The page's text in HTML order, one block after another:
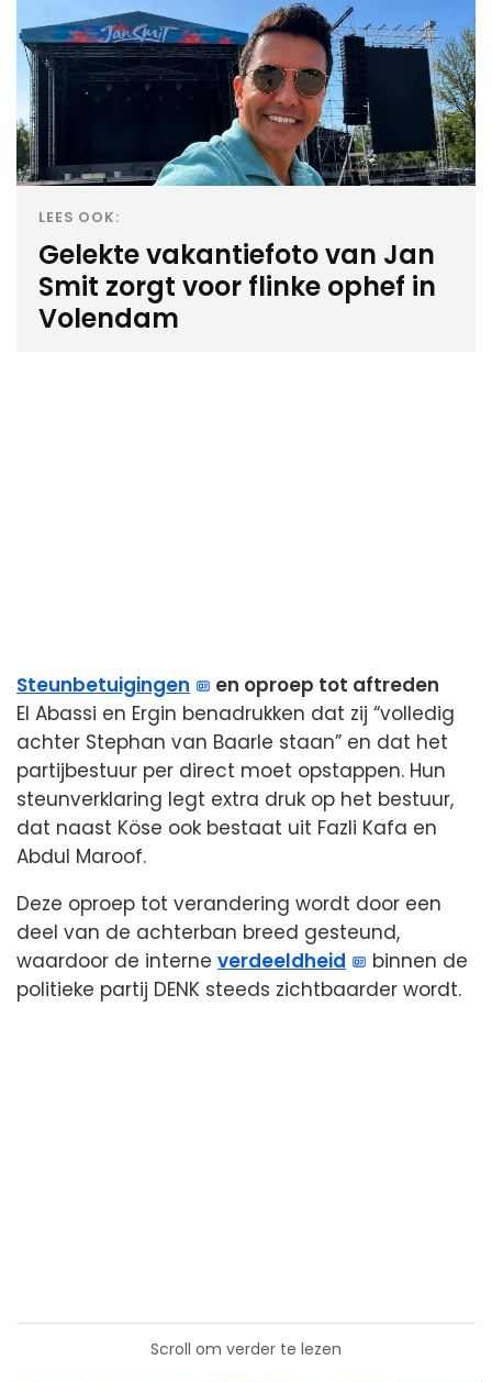
LEES OOK:
Gelekte vakantiefoto van Jan
Smit zorgt voor flinke ophef in
Volendam
Steunbetuigingen
en oproep tot aftreden
El Abassi en Ergin benadrukken dat zij “volledig
achter Stephan van Baarle staan” en dat het
partijbestuur per direct moet opstappen. Hun
steunverklaring legt extra druk op het bestuur,
dat naast Köse ook bestaat uit Fazli Kafa en
Abdul Maroof.
Deze oproep tot verandering wordt door een
deel van de achterban breed gesteund,
waardoor de interne verdeeldheid
binnen de
politieke partij DENK steeds zichtbaarder wordt.
Scroll om verder te lezen